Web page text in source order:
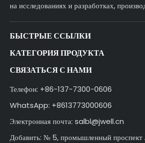
на исследованиях и разработках,
БЫСТРЫЕ ССЫЛКИ
КАТЕГОРИЯ ПРОДУКТА
СВЯЗАТЬСЯ С НАМИ
Телефон: +86-137-7300-0606
WhatsApp: +8613773000606
Электронная почта: salbl@jwell.cn
Добавить: № 5, промышленный